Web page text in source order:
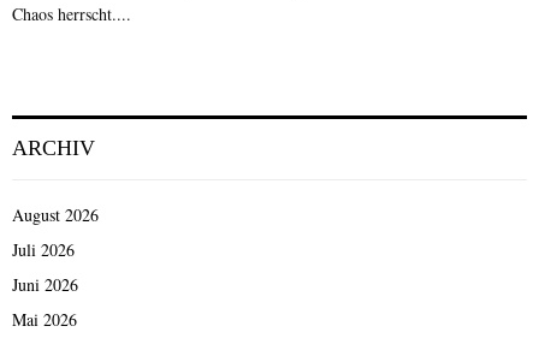
Chaos herrscht....
ARCHIV
August 2026
Juli 2026
Juni 2026
Mai 2026